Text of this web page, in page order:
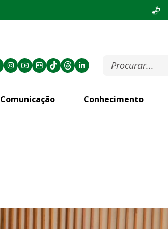
Comunicação Conhecimento